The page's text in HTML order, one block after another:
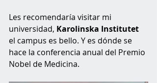
Les recomendaría visitar mi
universidad, Karolinska Institutet
el campus es bello. Y es dónde se
hace la conferencia anual del Premio
Nobel de Medicina.